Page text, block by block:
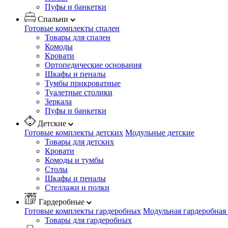
Пуфы и банкетки
Спальни
Готовые комплекты спален
Товары для спален
Комоды
Кровати
Ортопедические основания
Шкафы и пеналы
Тумбы прикроватные
Туалетные столики
Зеркала
Пуфы и банкетки
Детские
Готовые комплекты детских Модульные детские
Товары для детских
Кровати
Комоды и тумбы
Столы
Шкафы и пеналы
Стеллажи и полки
Гардеробные
Готовые комплекты гардеробных Модульная
Товары для гардеробных